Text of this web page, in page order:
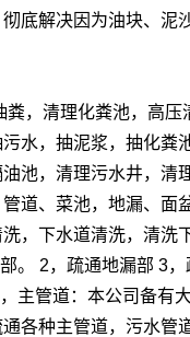
底解决因为油块、泥
粪，清理化粪池，高压
水，抽泥浆，抽化粪
池，清理污水井，清
道、菜池，地漏、面
，下水道清洗，清洗
。 2，疏通地漏部 3
主管道：本公司备有
各种主管道，污水管